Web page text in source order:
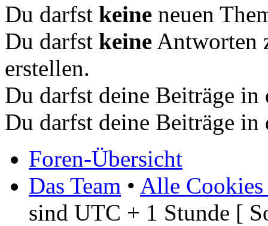
Du darfst keine neuen
Du darfst keine Antworten
erstellen.
Du darfst deine Beiträge
Du darfst deine Beiträge
Foren-Übersicht
Das Team • Alle Cookies
sind UTC + 1 Stunde [